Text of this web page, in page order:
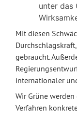
unter das
Mit diesen
gebraucht.
internationaler
Wir Grüne
Verfahren